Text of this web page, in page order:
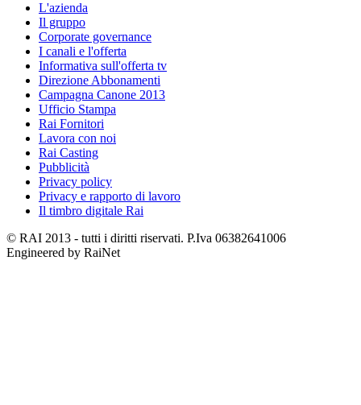
L'azienda
Il gruppo
Corporate governance
I canali e l'offerta
Informativa sull'offerta tv
Direzione Abbonamenti
Campagna Canone 2013
Ufficio Stampa
Rai Fornitori
Lavora con noi
Rai Casting
Pubblicità
Privacy policy
Privacy e rapporto di lavoro
Il timbro digitale Rai
© RAI 2013 - tutti i diritti riservati. P.Iva 06382641006
Engineered by RaiNet